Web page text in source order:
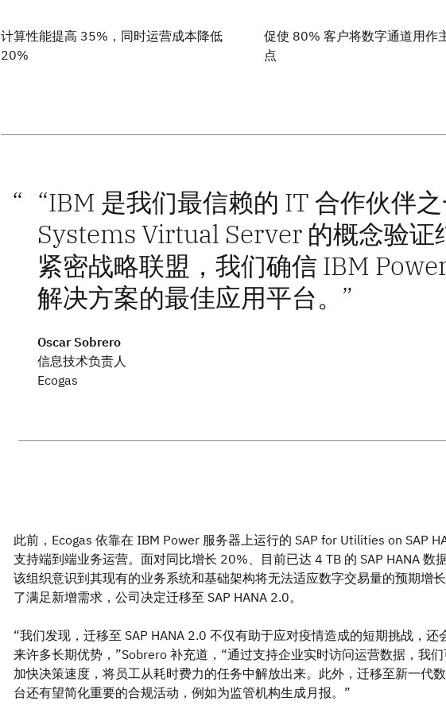
计算性能提高 35%，同时运营成本降低
20%
促使 80% 客户将数字通道用作
点
“IBM 是我们最信赖的 IT 合作伙伴
Systems Virtual Server 的概念验证
紧密战略联盟，我们确信 IBM
解决方案的最佳应用平台。
Oscar Sobrero
信息技术负责人
Ecogas
此前，Ecogas 依靠在 IBM Power 服务器上运行的 SAP for Utilities on SAP
支持端到端业务运营。面对同比增长 20%、目前已达 4 TB 的 SAP HANA 数据
该组织意识到其现有的业务系统和基础架构将无法适应数字交易量的预期增
了满足新增需求，公司决定迁移至 SAP HANA 2.0。
“我们发现，迁移至 SAP HANA 2.0 不仅有助于应对疫情造成的短期挑战，还
来许多长期优势，”Sobrero 补充道，“通过支持企业实时访问运营数据，我们
加快决策速度，将员工从耗时费力的任务中解放出来。此外，迁移至新一代
台还有望简化重要的合规活动，例如为监管机构生成月报。”